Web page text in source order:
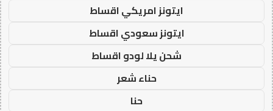
ايتونز امريكي اقساط
ايتونز سعودي اقساط
شحن يلا لودو اقساط
حناء شعر
حنا